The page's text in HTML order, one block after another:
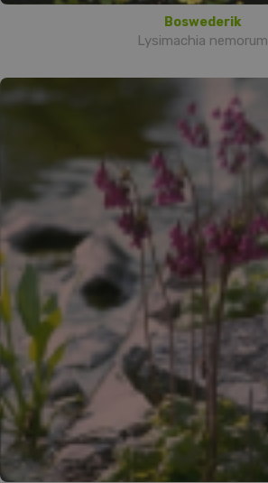
Boswederik
Lysimachia nemorum